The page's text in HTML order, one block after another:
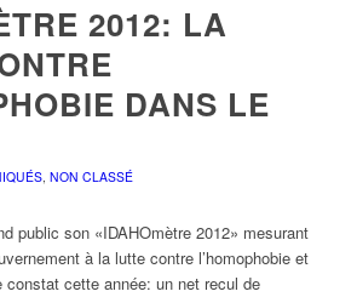
2012: LA
DANS LE
, NON CLASSÉ
public son «IDAHOmètre 2012» mesurant
à la lutte contre l’homophobie et
constat cette année: un net recul de